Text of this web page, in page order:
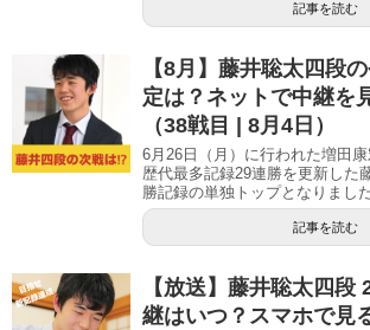
記事を読む
【8月】藤井聡太四段
定は？ネットで中継を
（38戦目 | 8月4日）
6月26日（月）に行われた増田康
歴代最多記録29連勝を更新した
勝記録の単独トップとなりまし
記事を読む
【放送】藤井聡太四段
継はいつ？スマホで見